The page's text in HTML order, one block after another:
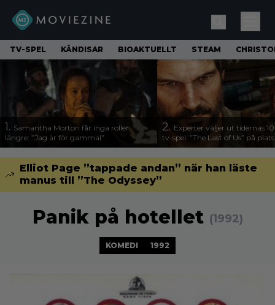
TV-SPEL KÄNDISAR BIOAKTUELLT STEAM
1. Samantha Morton får inga roller
längre: ”Jag är för gammal”
2. Experter väljer ut tidernas
tv-spel: ”The Last of Us” på
Elliot Page ”tappade andan” när han läste
manus till ”The Odyssey”
Panik på hotellet (1992)
KOMEDI 1992